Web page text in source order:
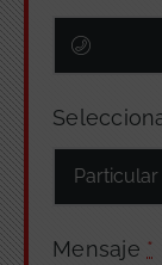
Mensaje *